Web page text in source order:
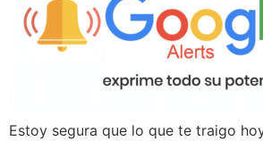
Estoy segura que lo que te traigo